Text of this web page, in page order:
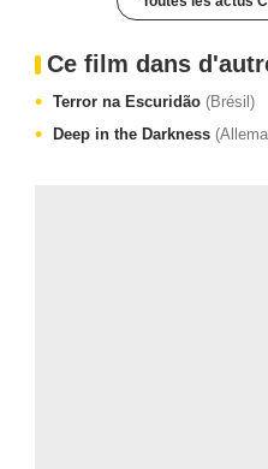
Ce film dans
Terror na Escuridão (Brésil)
Deep in the Darkness